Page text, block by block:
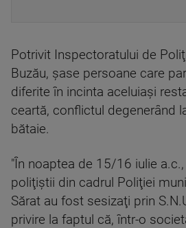
Potrivit Inspectoratului de
Buzău, şase persoane care
diferite în incinta aceluiaşi
ceartă, conflictul degenerând
bătaie.
"În noaptea de 15/16 iulie
poliţiştii din cadrul Poliţiei
Sărat au fost sesizaţi prin
privire la faptul că, într-o